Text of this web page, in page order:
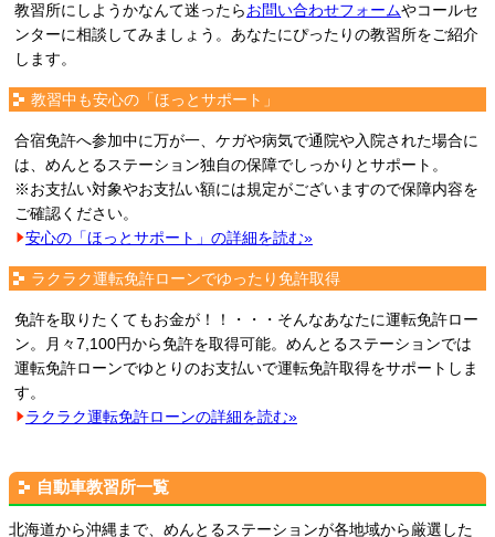
教習所にしようかなんて迷ったらお問い合わせフォームやコールセ
ンターに相談してみましょう。あなたにぴったりの教習所をご紹介
します。
教習中も安心の「ほっとサポート」
合宿免許へ参加中に万が一、ケガや病気で通院や入院された場合に
は、めんとるステーション独自の保障でしっかりとサポート。
※お支払い対象やお支払い額には規定がございますので保障内容を
ご確認ください。
安心の「ほっとサポート」の詳細を読む»
ラクラク運転免許ローンでゆったり免許取得
免許を取りたくてもお金が！！・・・そんなあなたに運転免許ロー
ン。月々7,100円から免許を取得可能。めんとるステーションでは
運転免許ローンでゆとりのお支払いで運転免許取得をサポートしま
す。
ラクラク運転免許ローンの詳細を読む»
自動車教習所一覧
北海道から沖縄まで、めんとるステーションが各地域から厳選した